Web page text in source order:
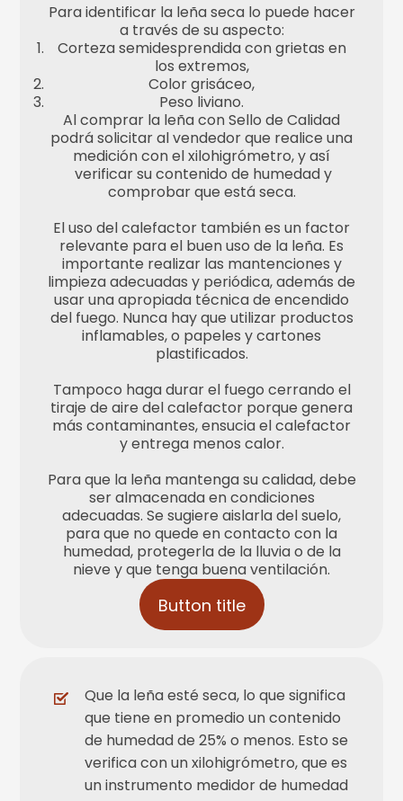
Que la leña esté seca, lo que significa
que tiene en promedio un contenido
de humedad de 25% o menos. Esto se
verifica con un xilohigrómetro, que es
un instrumento medidor de humedad
Para identificar la leña seca lo puede hacer
a través de su aspecto:
Corteza semidesprendida con grietas en
los extremos,
Color grisáceo,
Peso liviano.
Al comprar la leña con Sello de Calidad
podrá solicitar al vendedor que realice una
medición con el xilohigrómetro, y así
verificar su contenido de humedad y
comprobar que está seca.
El uso del calefactor también es un factor
relevante para el buen uso de la leña. Es
importante realizar las mantenciones y
limpieza adecuadas y periódica, además de
usar una apropiada técnica de encendido
del fuego. Nunca hay que utilizar productos
inflamables, o papeles y cartones
plastificados.
Tampoco haga durar el fuego cerrando el
tiraje de aire del calefactor porque genera
más contaminantes, ensucia el calefactor
y entrega menos calor.
Para que la leña mantenga su calidad, debe
ser almacenada en condiciones
adecuadas. Se sugiere aislarla del suelo,
para que no quede en contacto con la
humedad, protegerla de la lluvia o de la
nieve y que tenga buena ventilación.
Button title